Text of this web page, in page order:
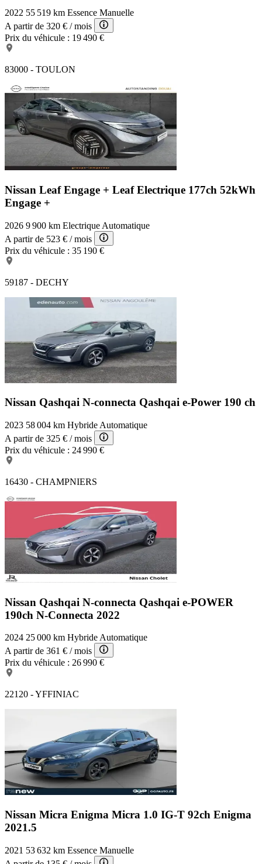
2022 55 519 km Essence Manuelle
A partir de 320 € / mois
Prix du véhicule : 19 490 €
83000 - TOULON
Nissan Leaf Engage + Leaf Electrique 177ch 52kWh
Engage +
2026 9 900 km Electrique Automatique
A partir de 523 € / mois
Prix du véhicule : 35 190 €
59187 - DECHY
Nissan Qashqai N-connecta Qashqai e-Power 190 ch
2023 58 004 km Hybride Automatique
A partir de 325 € / mois
Prix du véhicule : 24 990 €
16430 - CHAMPNIERS
Nissan Qashqai N-connecta Qashqai e-POWER
190ch N-Connecta 2022
2024 25 000 km Hybride Automatique
A partir de 361 € / mois
Prix du véhicule : 26 990 €
22120 - YFFINIAC
Nissan Micra Enigma Micra 1.0 IG-T 92ch Enigma
2021.5
2021 53 632 km Essence Manuelle